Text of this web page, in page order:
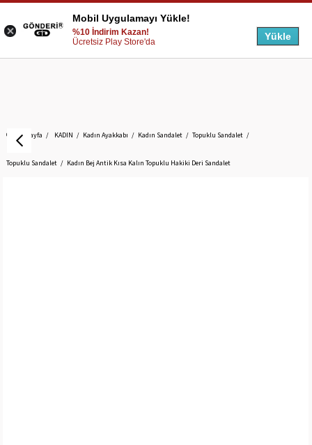
Anasayfa KADIN Kadın Ayakkabı Kadın Sandalet Topuklu Sandalet
Topuklu Sandalet Kadın Bej Antik Kısa Kalın Topuklu Hakiki Deri Sandalet
Mobil Uygulamayı Yükle!
%10 İndirim Kazan!
Ücretsiz Play Store'da
Yükle